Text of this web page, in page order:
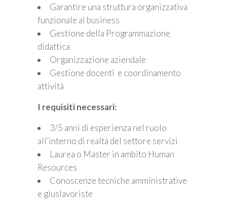
Garantire una struttura organizzativa
funzionale al business
Gestione della Programmazione
didattica
Organizzazione aziendale
Gestione docenti e coordinamento
attività
I requisiti necessari:
3/5 anni di esperienza nel ruolo
all’interno di realtà del settore servizi
Laurea o Master in ambito Human
Resources
Conoscenze tecniche amministrative
e giuslavoriste